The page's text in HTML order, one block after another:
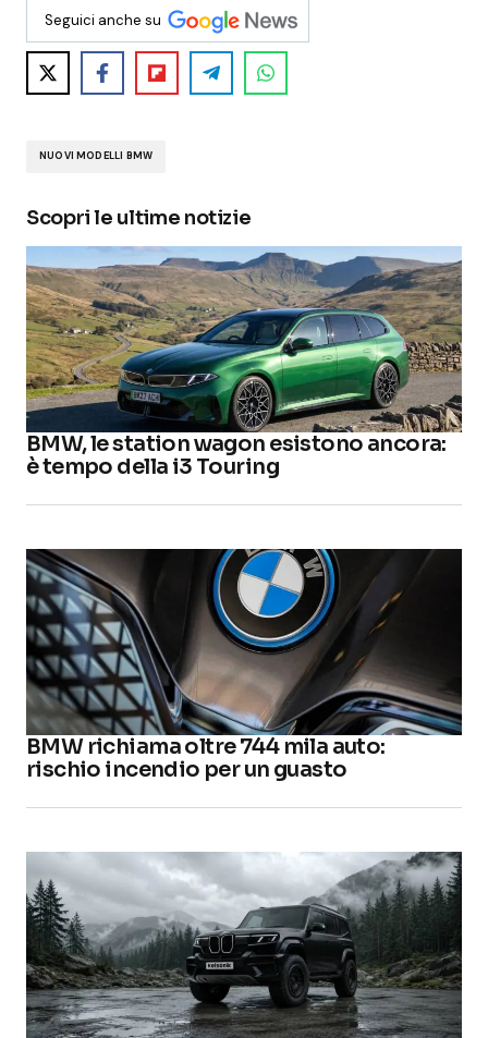
Seguici anche su
NUOVI MODELLI BMW
Scopri le ultime notizie
BMW, le station wagon esistono ancora:
è tempo della i3 Touring
BMW richiama oltre 744 mila auto:
rischio incendio per un guasto